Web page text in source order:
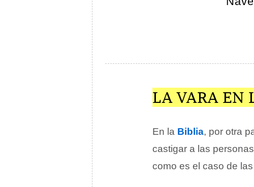
LA VARA EN
En la Biblia, por otra
castigar a las
como es el caso de